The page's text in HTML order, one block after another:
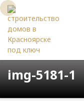
img-5181-1